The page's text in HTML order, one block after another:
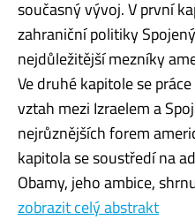
současný vývoj. V první
zahraniční politiky
nejdůležitější mezníky
Ve druhé kapitole se
vztah mezi Izraelem a
nejrůznějších forem
kapitola se soustředí na
Obamy, jeho ambice,
zobrazit celý abstrakt